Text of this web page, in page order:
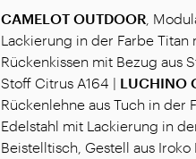
CAMELOT OUTDOOR ,
Lackierung in der Farbe Titan
Rückenkissen mit Bezug aus
Stoff Citrus A164 | LUCHINO
Rückenlehne aus Tuch in der
Edelstahl mit Lackierung in
Beistelltisch, Gestell aus Iroko